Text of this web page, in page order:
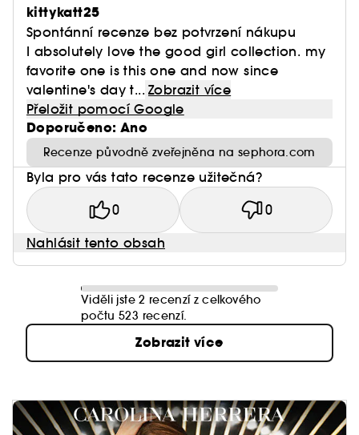
kittykatt25
Spontánní recenze bez potvrzení nákupu
I absolutely love the good girl collection. my
favorite one is this one and now since
valentine's day t... Zobrazit více
Přeložit pomocí Google
Doporučeno: Ano
Recenze původně zveřejněna na sephora.com
Byla pro vás tato recenze užitečná?
0 0
Nahlásit tento obsah
Viděli jste 2 recenzí z celkového
počtu 523 recenzí.
Zobrazit více